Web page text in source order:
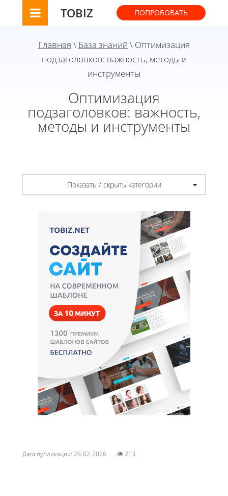
TOBIZ ПОПРОБОВАТЬ
Главная \ База знаний \ Оптимизация
подзаголовков: важность, методы и
инструменты
Оптимизация
подзаголовков: важность,
методы и инструменты
Показать / скрыть категории
Дата публикации: 26-02-2026 213